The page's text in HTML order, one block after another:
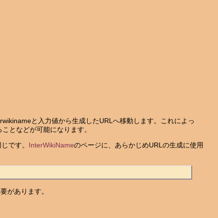
と入力値から生成したURLへ移動します。これによっ
となどが可能になります。
です。 InterWikiNameのページに、あらかじめURLの生成に使用
があります。